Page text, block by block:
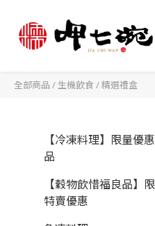
全部商品 / 生機飲食 /精選禮盒
【冷凍料理】限量優
品
【穀物飲惜福良品】
特賣優惠